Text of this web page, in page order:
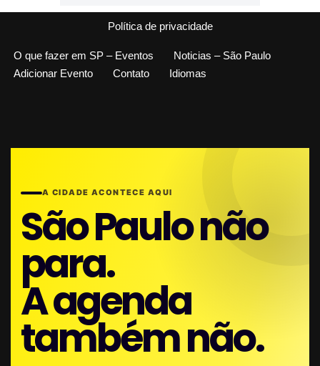
Política de privacidade
O que fazer em SP – Eventos
Noticias – São Paulo
Adicionar Evento
Contato Idiomas
A CIDADE ACONTECE AQUI
São Paulo não
para.
A agenda
também não.